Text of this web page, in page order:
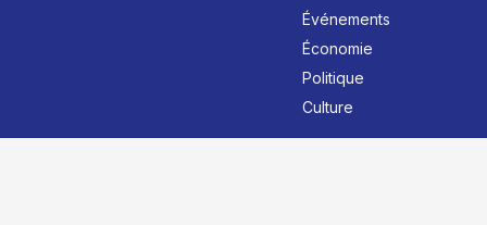
Événements
Économie
Politique
Culture